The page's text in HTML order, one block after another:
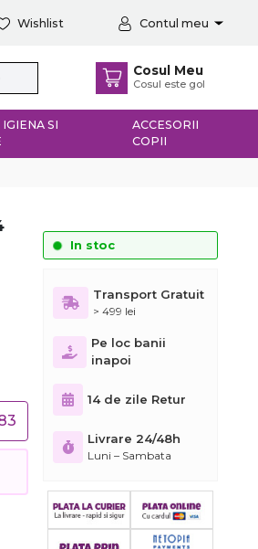
Wishlist Contul meu
Cosul Meu
Cosul este gol
SI
ACCESORII
COPII
In stoc
Transport Gratuit
> 499 lei
Pe loc banii
inapoi
14 de zile Retur
Livrare 24/48h
Luni – Sambata